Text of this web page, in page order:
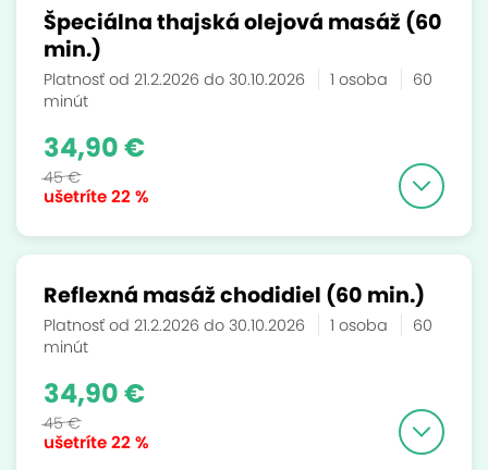
Špeciálna thajská olejová masáž (60
min.)
Platnosť od 21.2.2026 do 30.10.2026 1 osoba
60
minút
ušetríte22 %
34,90 €
45 €
Reflexná masáž chodidiel (60 min.)
Platnosť od 21.2.2026 do 30.10.2026 1 osoba
60
minút
ušetríte22 %
34,90 €
45 €